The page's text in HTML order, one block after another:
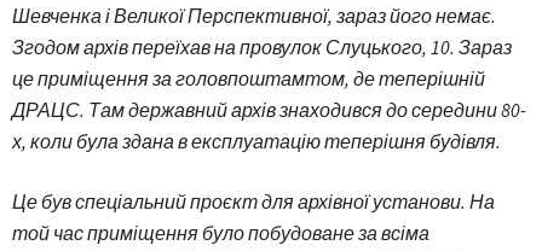
Шевченка і Великої Перспективної, зараз його немає.
Згодом архів переїхав на провулок Слуцького, 10. Зараз
це приміщення за головпоштамтом, де теперішній
ДРАЦС. Там державний архів знаходився до середини 80-
х, коли була здана в експлуатацію теперішня будівля.
Це був спеціальний проєкт для архівної установи. На
той час приміщення було побудоване за всіма